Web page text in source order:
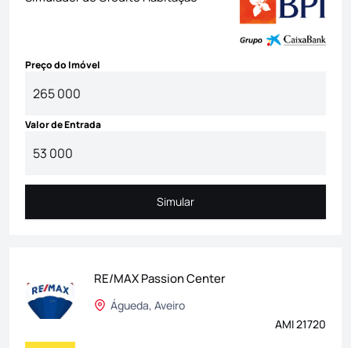
Preço do Imóvel
Valor de Entrada
Simular
Simular
RE/MAX Passion Center
Águeda, Aveiro
AMI 21720